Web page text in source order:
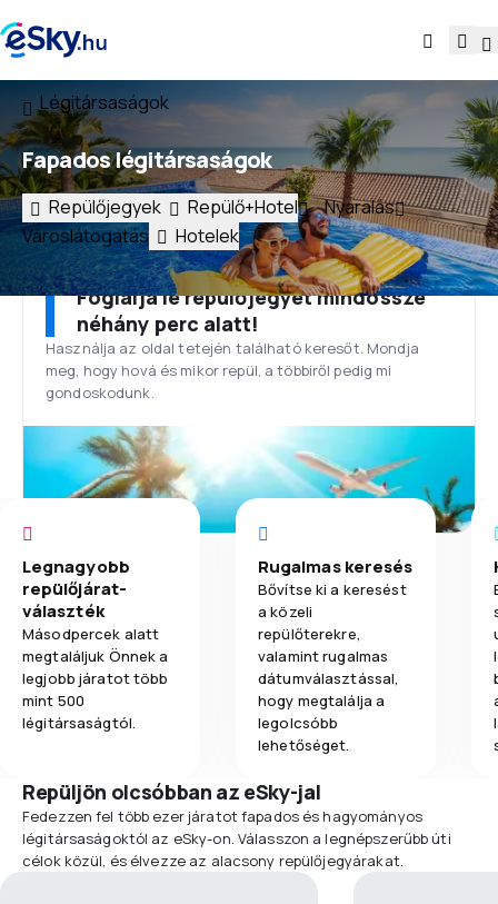
Légitársaságok
Fapados légitársaságok
Repülőjegyek Repülő+Hotel
Nyaralás
Városlátogatás
Hotelek
Foglalja le repülőjegyét mindössze
néhány perc alatt!
Használja az oldal tetején található keresőt. Mondja
meg, hogy hová és mikor repül, a többiről pedig mi
gondoskodunk.
Legnagyobb
repülőjárat-
választék
Másodpercek alatt
megtaláljuk Önnek a
legjobb járatot több
mint 500
légitársaságtól.
Rugalmas keresés
Bővítse ki a keresést
a közeli
repülőterekre,
valamint rugalmas
dátumválasztással,
hogy megtalálja a
legolcsóbb
lehetőséget.
Repüljön olcsóbban az eSky-jal
Fedezzen fel több ezer járatot fapados és hagyományos
légitársaságoktól az eSky-on. Válasszon a legnépszerűbb úti
célok közül, és élvezze az alacsony repülőjegyárakat.